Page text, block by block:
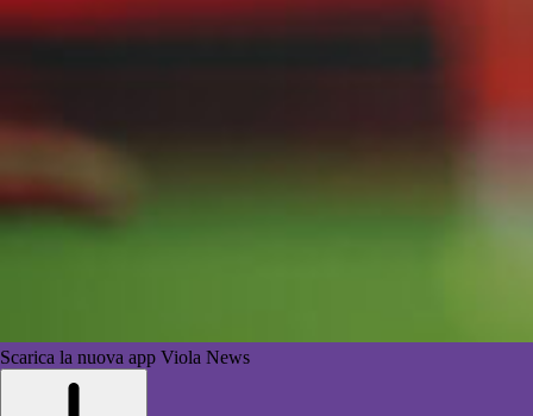
Scarica la nuova app Viola News